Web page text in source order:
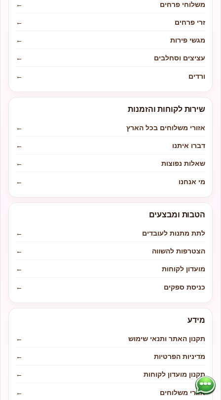
משלוחי פרחים
←
זרי פרחים
←
מגשי פירות
←
עציצים וסחלבים
←
ורדים
←
שירות לקוחות והזמנות
אזורי משלוחים בכל הארץ
←
דברו איתנו
←
שאלות נפוצות
←
מי אנחנו
←
הטבות ומבצעים
לתת מתנות לעובדים
←
הצטרפות להשווה
←
מועדון לקוחות
←
כניסת ספקים
←
מידע
תקנון האתר ותנאי שימוש
←
מדיניות הפרטיות
←
תקנון מועדון לקוחות
←
אזורי משלוחים
←